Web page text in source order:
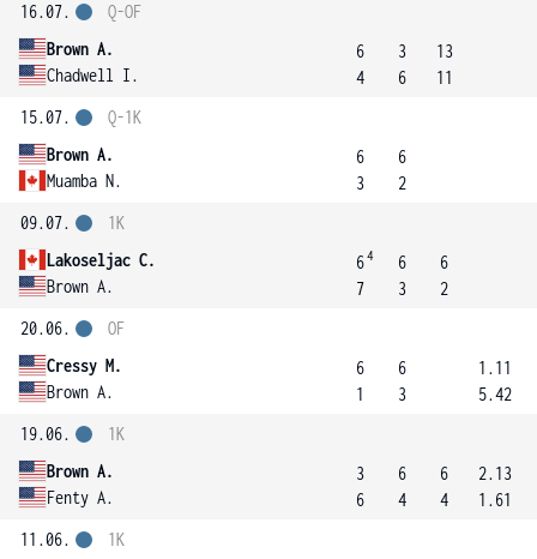
16.07.
Brown A.
Chadwell I.
Q-OF
6
4
3
6
13
11
15.07.
Brown A.
Muamba N.
Q-1K
6
3
6
2
09.07.
Lakoseljac C.
Brown A.
1K
64
7
6
3
6
2
20.06.
Cressy M.
Brown A.
OF
6
1
6
3
1.11
5.42
19.06.
Brown A.
Fenty A.
1K
3
6
6
4
6
4
2.13
1.61
11.06.
1K